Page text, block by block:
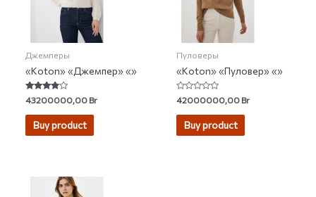
Джемперы
«Koton» «Джемпер» «»
Rated
3.67
out of 5
43200000,00Br
Buy product
Пуловеры
«Koton» «Пуловер» «»
Rated
0
out
42000000,00Br
Buy product